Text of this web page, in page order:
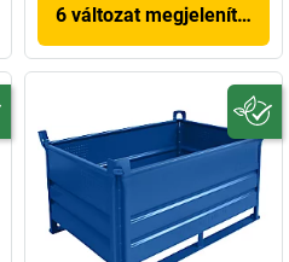
6 változat megjelenítése